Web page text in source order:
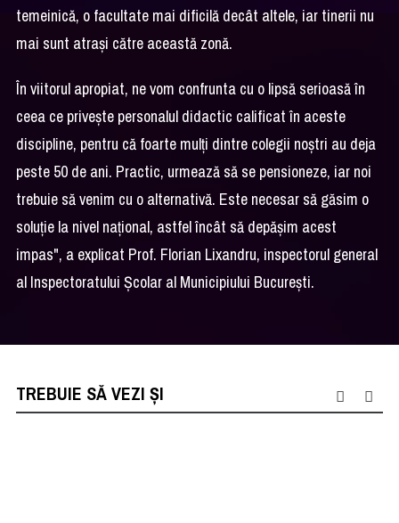
temeinică, o facultate mai dificilă decât altele, iar tinerii nu
mai sunt atrași către această zonă.
În viitorul apropiat, ne vom confrunta cu o lipsă serioasă în
ceea ce privește personalul didactic calificat în aceste
discipline, pentru că foarte mulți dintre colegii noștri au deja
peste 50 de ani. Practic, urmează să se pensioneze, iar noi
trebuie să venim cu o alternativă. Este necesar să găsim o
soluție la nivel național, astfel încât să depășim acest
impas", a explicat Prof. Florian Lixandru, inspectorul general
al Inspectoratului Şcolar al Municipiului Bucureşti.
TREBUIE SĂ VEZI ȘI